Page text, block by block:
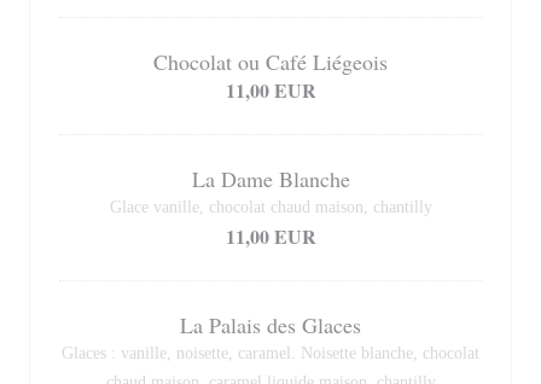
Chocolat ou Café Liégeois
11,00 EUR
La Dame Blanche
Glace vanille, chocolat chaud maison, chantilly
11,00 EUR
La Palais des Glaces
Glaces : vanille, noisette, caramel. Noisette blanche, chocolat